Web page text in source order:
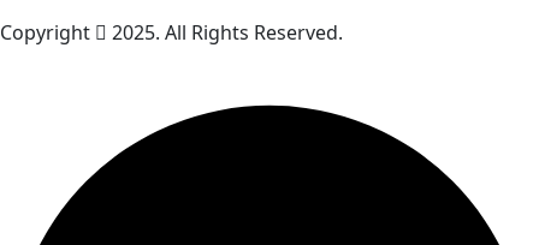
Copyright
2025. All Rights Reserved.